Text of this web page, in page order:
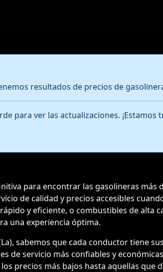
resultados de precios de
para ver las actualizaciones.
para encontrar las gasolineras más
de calidad y precios accesibles
y eficiente, o combustibles de alta
una experiencia óptima.
sabemos que cada conductor tiene
de servicio más confiables y
precios más bajos hasta aquellas que